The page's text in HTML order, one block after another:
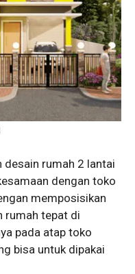
rumah 2 lantai
dengan toko
memposisikan
rumah tepat di
pada atap toko
bisa untuk dipakai